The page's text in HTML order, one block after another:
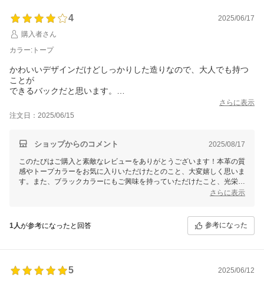
4
2025/06/17
購入者さん
カラー:トープ
かわいいデザインだけどしっかりした造りなので、大人でも持つ
ことが
できるバックだと思います。
トープを購入したのですが、実物を見たら黒も欲しいくらい気に
入りました！
さらに表示
注文日：2025/06/15
ショップからのコメント 2025/08/17
このたびはご購入と素敵なレビューをありがとうございます！本革の質
感やトープカラーをお気に入りいただけたとのこと、大変嬉しく思いま
す。また、ブラックカラーにもご興味を持っていただけたこと、光栄で
が感じられるよう、今後の参考とさせていただきます。これからも長く
ご愛用いただければ幸いです。質問やお困りのことがありましたら、お
さらに表示
1人が参考になったと回答 参考になった
5
2025/06/12